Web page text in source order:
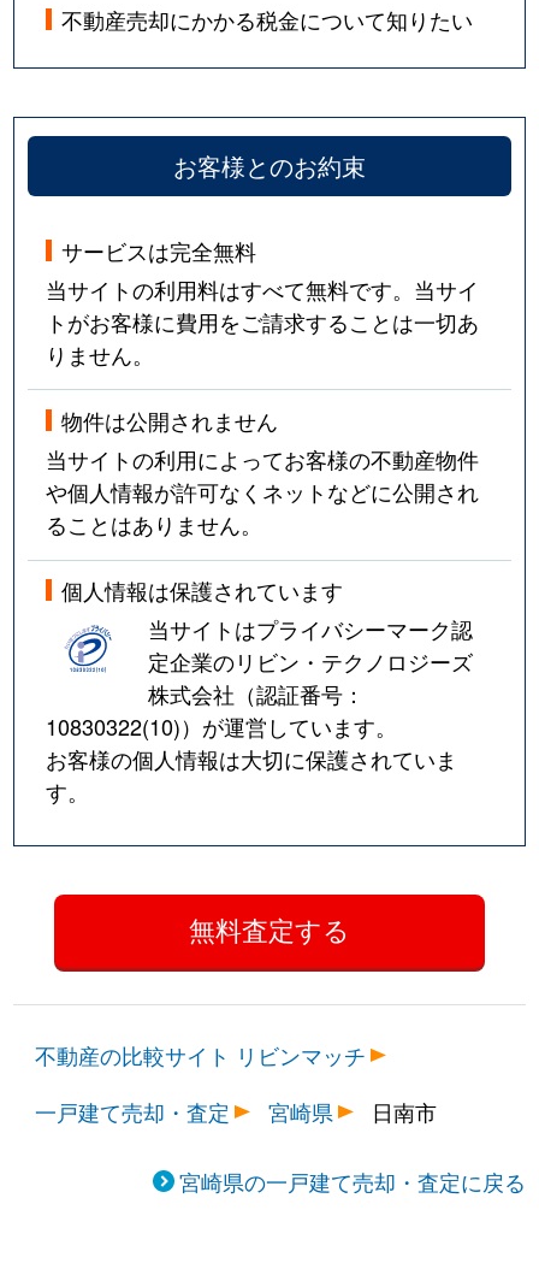
不動産売却にかかる税金について知りたい
お客様とのお約束
サービスは完全無料
当サイトの利用料はすべて無料です。当サイ
トがお客様に費用をご請求することは一切あ
りません。
物件は公開されません
当サイトの利用によってお客様の不動産物件
や個人情報が許可なくネットなどに公開され
ることはありません。
個人情報は保護されています
当サイトはプライバシーマーク認
定企業のリビン・テクノロジーズ
株式会社（認証番号：
10830322(10)）が運営しています。
お客様の個人情報は大切に保護されていま
す。
不動産の比較サイト リビンマッチ
一戸建て売却・査定
宮崎県 日南市
宮崎県の一戸建て売却・査定に戻る